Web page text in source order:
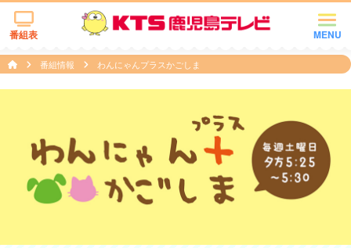
MENU
番組表
番組情報 わんにゃんプラスかごしま